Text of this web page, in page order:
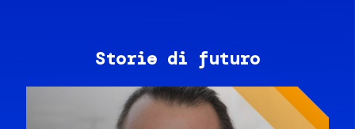
Storie di futuro